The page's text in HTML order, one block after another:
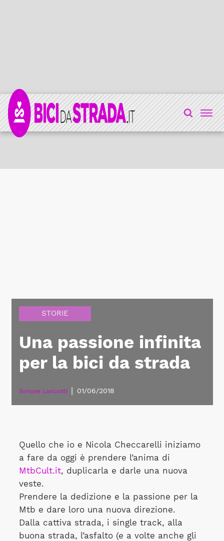
STORIE
Una passione infinita
per la bici da strada
Simone Lanciotti 01/06/2018
Quello che io e Nicola Checcarelli iniziamo
a fare da oggi è prendere l’anima di
MtbCult.it, duplicarla e darle una nuova
veste.
Prendere la dedizione e la passione per la
Mtb e dare loro una nuova direzione.
Dalla cattiva strada, i single track, alla
buona strada, l’asfalto (e a volte anche gli